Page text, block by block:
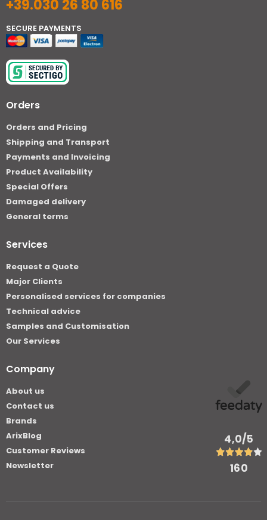
+39.030 26 80 616
SECURE PAYMENTS
Orders
Orders and Pricing
Shipping and Transport
Payments and Invoicing
Product Availability
Special Offers
Damaged delivery
General terms
Services
Request a Quote
Major Clients
Personalised services for companies
Technical advice
Samples and Customisation
Our Services
Company
About us
Contact us
Brands
ArixBlog
Customer Reviews
Newsletter
4,0/5
160